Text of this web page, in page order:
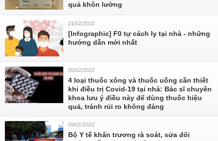
quả khôn lường
21/02/2022
[Infographic] F0 tự cách ly tại nhà - những
hướng dẫn mới nhất
05/02/2022
4 loại thuốc xông và thuốc uống cần thiết
khi điều trị Covid-19 tại nhà: Bác sĩ chuyên
khoa lưu ý điều này để dùng thuốc hiệu
quả, tránh rủi ro không đáng
09/01/2022
Bộ Y tế khẩn trương rà soát, sửa đổi